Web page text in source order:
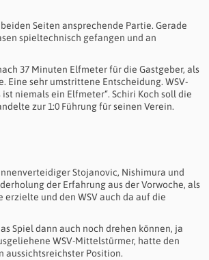
Seiten ansprechende Partie. Gerade
spieltechnisch gefangen und an
37 Minuten Elfmeter für die Gastgeber, als
Eine sehr umstrittene Entscheidung. WSV-
niemals ein Elfmeter“. Schiri Koch soll die
zur 1:0 Führung für seinen Verein.
Stojanovic, Nishimura und
der Erfahrung aus der Vorwoche, als
erzielte und den WSV auch da auf die
Spiel dann auch noch drehen können, ja
WSV-Mittelstürmer, hatte den
aussichtsreichster Position.